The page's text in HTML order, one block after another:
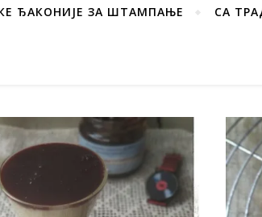
ЂАКОНИЈЕ ЗА ШТАМПАЊЕ СА